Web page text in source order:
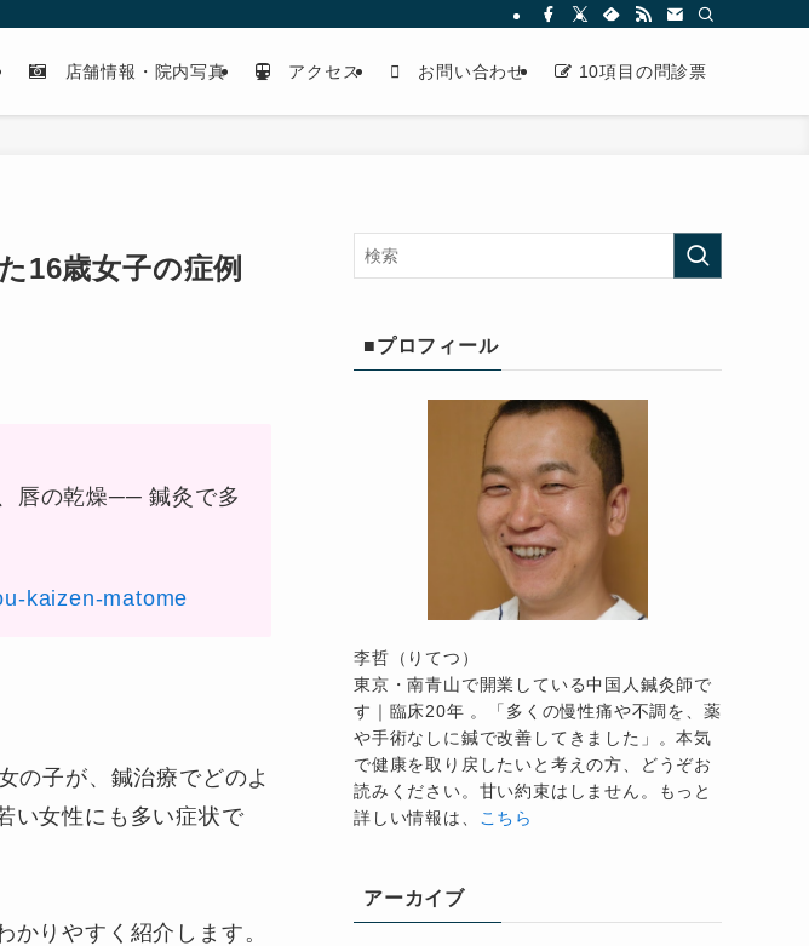
店舗情報・院内写真 アクセス お問い合わせ 10項目の問診票
16歳女子の症例
唇の乾燥── 鍼灸で多
kaizen-matome
の子が、鍼治療でどのよ
い女性にも多い症状で
りやすく紹介します。
■プロフィール
李哲（りてつ）
東京・南青山で開業している中国人鍼灸師で
す｜臨床20年 。「多くの慢性痛や不調を、薬
や手術なしに鍼で改善してきました」。本気
で健康を取り戻したいと考えの方、どうぞお
読みください。甘い約束はしません。もっと
詳しい情報は、 こちら
アーカイブ